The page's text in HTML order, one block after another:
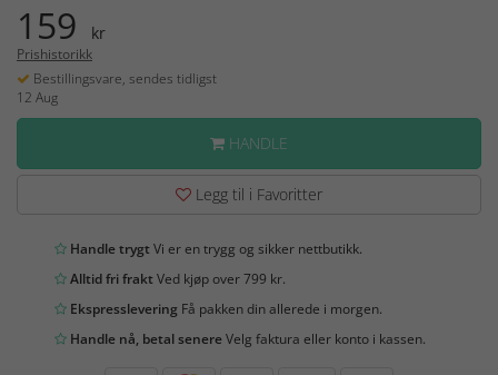
159 kr
Prishistorikk
Bestillingsvare, sendes tidligst
12 Aug
HANDLE
Legg til i Favoritter
Handle trygtVi er en trygg og sikker nettbutikk.
Alltid fri fraktVed kjøp over 799 kr.
Ekspresslevering Få pakken din allerede i morgen.
Handle nå, betal senereVelg faktura eller konto i kassen.